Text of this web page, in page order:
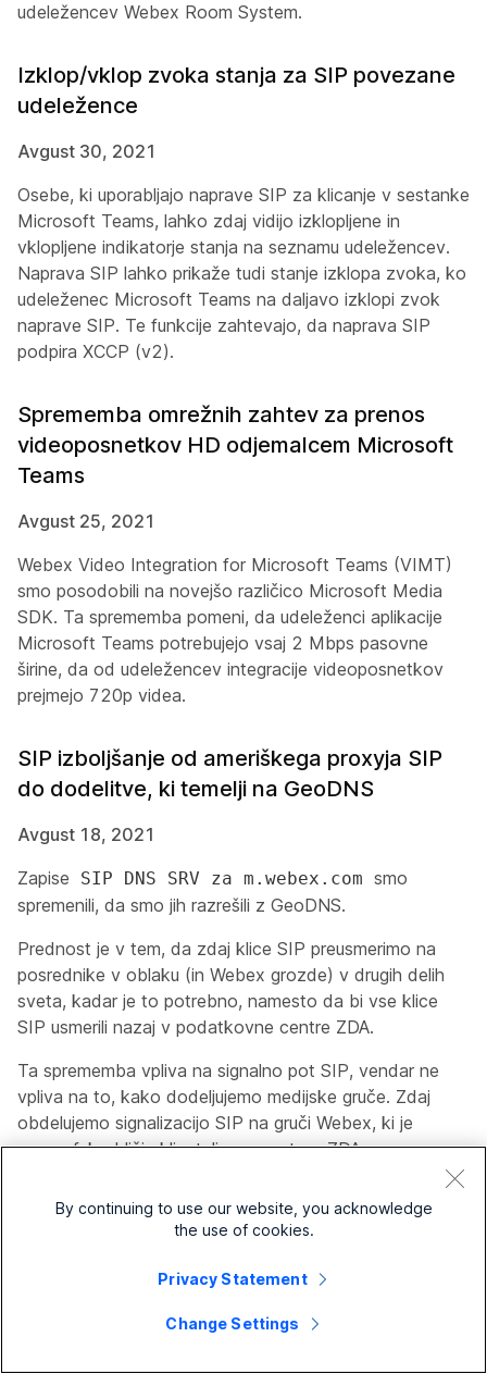
udeležencev Webex Room System.
Izklop/vklop zvoka stanja za SIP povezane
udeležence
Avgust 30, 2021
Osebe, ki uporabljajo naprave SIP za klicanje v sestanke
Microsoft Teams, lahko zdaj vidijo izklopljene in
vklopljene indikatorje stanja na seznamu udeležencev.
Naprava SIP lahko prikaže tudi stanje izklopa zvoka, ko
udeleženec Microsoft Teams na daljavo izklopi zvok
naprave SIP. Te funkcije zahtevajo, da naprava SIP
podpira XCCP (v2).
Sprememba omrežnih zahtev za prenos
videoposnetkov HD odjemalcem Microsoft
Teams
Avgust 25, 2021
Webex Video Integration for Microsoft Teams (VIMT)
smo posodobili na novejšo različico Microsoft Media
SDK. Ta sprememba pomeni, da udeleženci aplikacije
Microsoft Teams potrebujejo vsaj 2 Mbps pasovne
širine, da od udeležencev integracije videoposnetkov
prejmejo 720p videa.
SIP izboljšanje od ameriškega proxyja SIP
do dodelitve, ki temelji na GeoDNS
Avgust 18, 2021
Zapise
SIP DNS SRV za m.webex.com smo
spremenili, da smo jih razrešili z GeoDNS.
Prednost je v tem, da zdaj klice SIP preusmerimo na
posrednike v oblaku (in Webex grozde) v drugih delih
sveta, kadar je to potrebno, namesto da bi vse klice
SIP usmerili nazaj v podatkovne centre ZDA.
Ta sprememba vpliva na signalno pot SIP, vendar ne
vpliva na to, kako dodeljujemo medijske gruče. Zdaj
obdelujemo signalizacijo SIP na gruči Webex, ki je
geografsko bližje klicatelju, namesto v ZDA.
S to spremembo ni funkcionalne razlike, zato se obrnite
na nas, če doživite nepričakovano vedenje.
Izboljšanje zakasnitve
By continuing to use our website, you acknowledge
the use of cookies.
Privacy Statement
Change Settings